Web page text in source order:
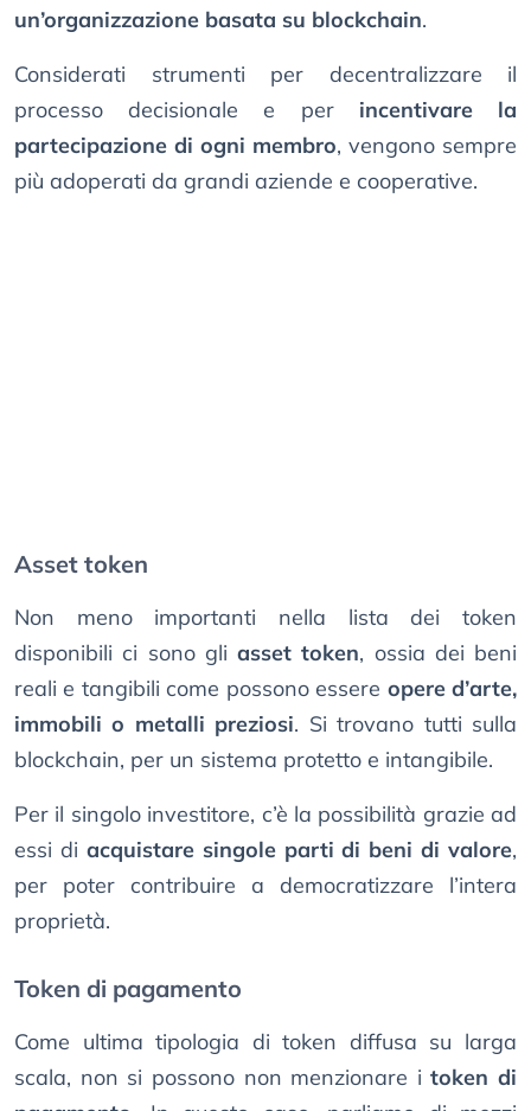
un’organizzazione basata su blockchain.
Considerati strumenti per decentralizzare il
processo decisionale e per incentivare la
partecipazione di ogni membro, vengono sempre
più adoperati da grandi aziende e cooperative.
Asset token
Non meno importanti nella lista dei token
disponibili ci sono gli asset token, ossia dei beni
reali e tangibili come possono essere opere d’arte,
immobili o metalli preziosi. Si trovano tutti sulla
blockchain, per un sistema protetto e intangibile.
Per il singolo investitore, c’è la possibilità grazie ad
essi di acquistare singole parti di beni di valore,
per poter contribuire a democratizzare l’intera
proprietà.
Token di pagamento
Come ultima tipologia di token diffusa su larga
scala, non si possono non menzionare itoken di